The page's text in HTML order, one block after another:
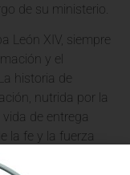
de su ministerio.
León XIV, siempre
y el
historia de
nutrida por la
de entrega
la fe y la fuerza